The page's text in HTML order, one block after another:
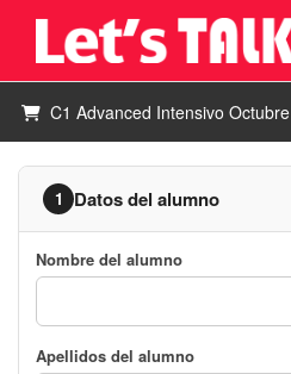
C1 Advanced Intensivo Octubre
1 Datos del alumno
Nombre del alumno
Apellidos del alumno